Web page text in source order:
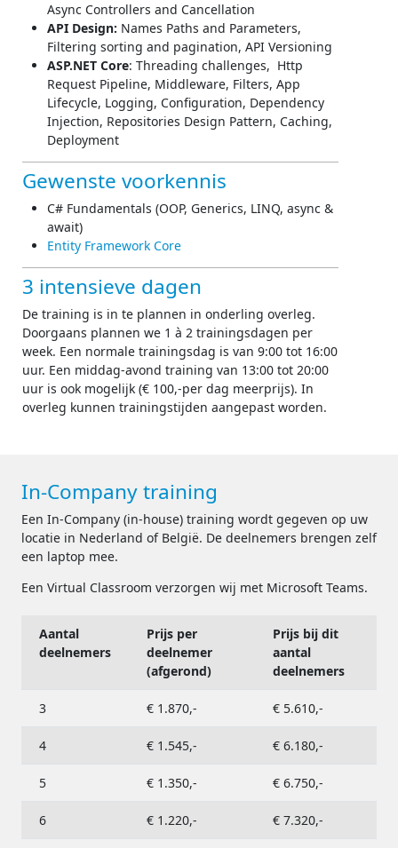
Async Controllers and Cancellation
API Design: Names Paths and Parameters,
Filtering sorting and pagination, API Versioning
ASP.NET Core: Threading challenges, Http
Request Pipeline, Middleware, Filters, App
Lifecycle, Logging, Configuration, Dependency
Injection, Repositories Design Pattern, Caching,
Deployment
Gewenste voorkennis
C# Fundamentals (OOP, Generics, LINQ, async &
await)
Entity Framework Core
3 intensieve dagen
De training is in te plannen in onderling overleg.
Doorgaans plannen we 1 à 2 trainingsdagen per
week. Een normale trainingsdag is van 9:00 tot 16:00
uur. Een middag-avond training van 13:00 tot 20:00
uur is ook mogelijk (€ 100,-per dag meerprijs). In
overleg kunnen trainingstijden aangepast worden.
In-Company training
Een In-Company (in-house) training wordt gegeven op uw
locatie in Nederland of België. De deelnemers brengen zelf
een laptop mee.
Een Virtual Classroom verzorgen wij met Microsoft Teams.
Aantal
deelnemers
Prijs per
deelnemer
(afgerond)
Prijs bij dit
aantal
deelnemers
3 € 1.870,- € 5.610,-
4 € 1.545,- € 6.180,-
5 € 1.350,- € 6.750,-
6 € 1.220,- € 7.320,-